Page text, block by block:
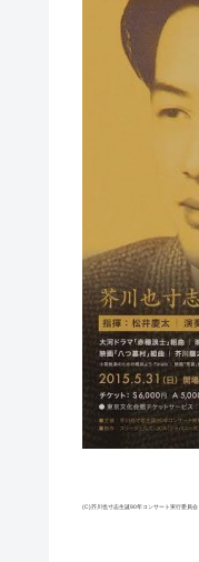
(C)芥川也寸志生誕90年コンサート実行委員会